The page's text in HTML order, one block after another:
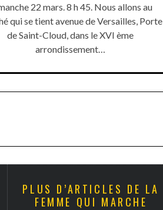
22 mars. 8 h 45. Nous allons au
qui se tient avenue de Versailles, Porte
de Saint-Cloud, dans le XVI ème
arrondissement…
PLUS D’ARTICLES DE LA
FEMME QUI MARCHE